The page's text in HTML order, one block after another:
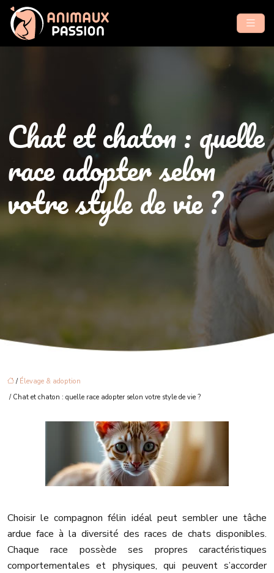
Chat et chaton : quelle
race adopter selon
votre style de vie ?
/ Élevage & adoption
/ Chat et chaton : quelle race adopter selon votre style de vie ?
Choisir le compagnon félin idéal peut sembler une tâche
ardue face à la diversité des races de chats disponibles.
Chaque race possède ses propres caractéristiques
comportementales et physiques, qui peuvent s’accorder